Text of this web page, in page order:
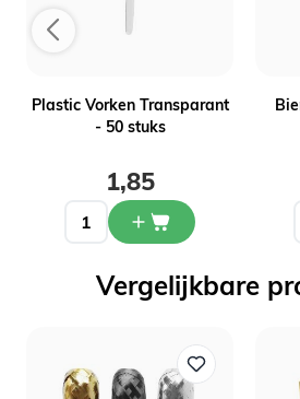
Plastic Vorken Transparant
- 50 stuks
1,85
Vergelijkbare